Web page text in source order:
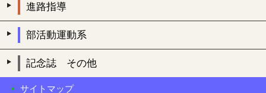
進路指導
部活動運動系
記念誌 その他
サイトマップ